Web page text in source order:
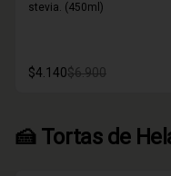
stevia. (450ml)
$4.140$6.900
🍰 Tortas de